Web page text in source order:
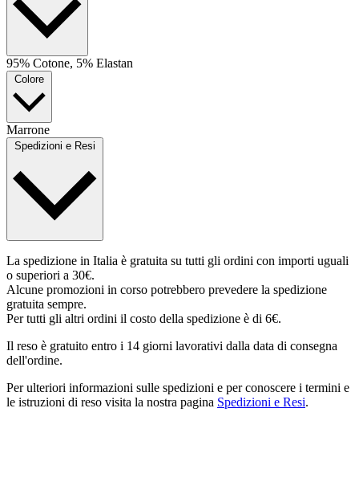
95% Cotone, 5% Elastan
Colore
Marrone
Spedizioni e Resi
La spedizione in Italia è gratuita su tutti gli ordini con importi uguali
o superiori a 30€.
Alcune promozioni in corso potrebbero prevedere la spedizione
gratuita sempre.
Per tutti gli altri ordini il costo della spedizione è di 6€.
Il reso è gratuito entro i 14 giorni lavorativi dalla data di consegna
dell'ordine.
Per ulteriori informazioni sulle spedizioni e per conoscere i termini e
le istruzioni di reso visita la nostra pagina Spedizioni e Resi.